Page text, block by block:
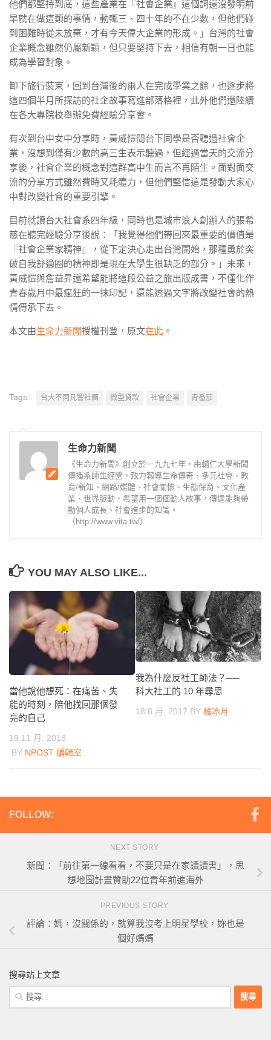
他們都堅持到底，這些產業在『社會企業』這個詞還沒發明前
早就在做這類的事情，動輒三、四十年的不在少數，但他們碰
到困難時從未放棄，才有今天偉大企業的形成。」台灣的社會
企業概念雖然仍屬新穎，但只要堅持下去，相信有朝一日也能
成為學習對象。
卸下旅行裝束，回到台灣後的兩人在完成學業之餘，也逐步將
這四個半月所探訪的社企故事寫進部落格裡，此外他們還陸續
在各大專院校舉辦免費經驗分享會。
有次到台中女中分享時，黃威愷問台下同學是否聽過社會企
業，沒想到僅有少數的高三生表示聽過，但經過當天的交流分
享後，社會企業的概念對這群高中生而言不再陌生。面對面交
流的分享方式雖然費時又耗體力，但他們堅信這是發動大家心
中對改變社會的重要引擎。
目前就讀台大社會系四年級，同時也是城市浪人創辦人的張希
慈在聽完經驗分享後說：「我覺得他們帶回來最重要的價值是
『社會企業家精神』，從下定決心走出台灣開始，那種勇於突
破自我舒適圈的精神即是現在大學生很缺乏的部分。」未來，
黃威愷與詹益昇還希望能將這段公益之旅出版成書，不僅化作
青春歲月中最瘋狂的一抹印記，還能透過文字將改變社會的熱
情傳承下去。
本文由生命力新聞授權刊登，原文在此 。
Tags: 台大不同凡響社團 微型貸款 社會企業 青番茄
生命力新聞
《生命力新聞》創立於一九九七年，由輔仁大學新聞
傳播系師生經營，致力報導生命傳奇、多元社會、教
育/新知、網路/媒體、社會關懷、生態保育、文化產
業、世界脈動，希望用一個個動人故事，傳達能夠帶
動個人成長、社會進步的知識。
（http://www.vita.tw/）
YOU MAY ALSO LIKE...
當他說他想死：在痛苦、失
能的時刻，陪他找回那個發
亮的自己
19 11 月, 2018
BY NPOST 編輯室
我為什麼反社工師法？──
科大社工的 10 年尋思
18 8 月, 2017 BY 橘冰月
FOLLOW:
NEXT STORY
新聞：「前往第一線看看，不要只是在家讀讀書」，思
想地圖計畫贊助22位青年前進海外
PREVIOUS STORY
評論：媽，沒關係的，就算我沒考上明星學校，妳也是
個好媽媽
搜尋站上文章
搜
尋